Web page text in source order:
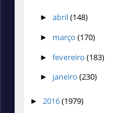
► abril(148)
► março (170)
► fevereiro (183)
► janeiro (230)
► 2016(1979)